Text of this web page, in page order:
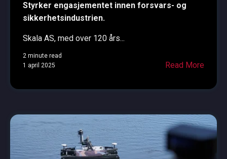
Styrker engasjementet innen forsvars- og
sikkerhetsindustrien.
Skala AS, med over 120 års...
2 minute read
1 april 2025
Read More